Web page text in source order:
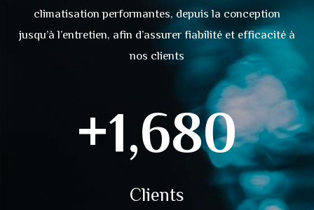
climatisation performantes, depuis la conception
jusqu’à l’entretien, afin d’assurer fiabilité et efficacité à
nos clients
+1,680
Clients